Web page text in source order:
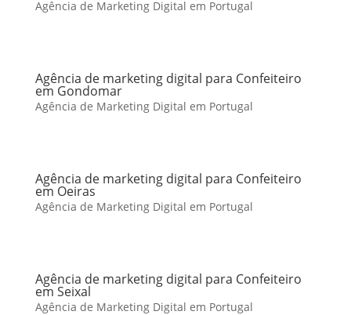
Agência de Marketing Digital em Portugal
Agência de marketing digital para Confeiteiro
em Gondomar
Agência de Marketing Digital em Portugal
Agência de marketing digital para Confeiteiro
em Oeiras
Agência de Marketing Digital em Portugal
Agência de marketing digital para Confeiteiro
em Seixal
Agência de Marketing Digital em Portugal